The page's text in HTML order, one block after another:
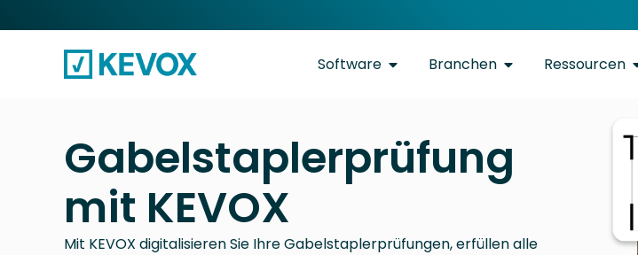
Software Branchen Ressourcen
Gabelstaplerprüfung
mit KEVOX
Mit KEVOX digitalisieren Sie Ihre Gabelstaplerprüfungen, erfüllen alle